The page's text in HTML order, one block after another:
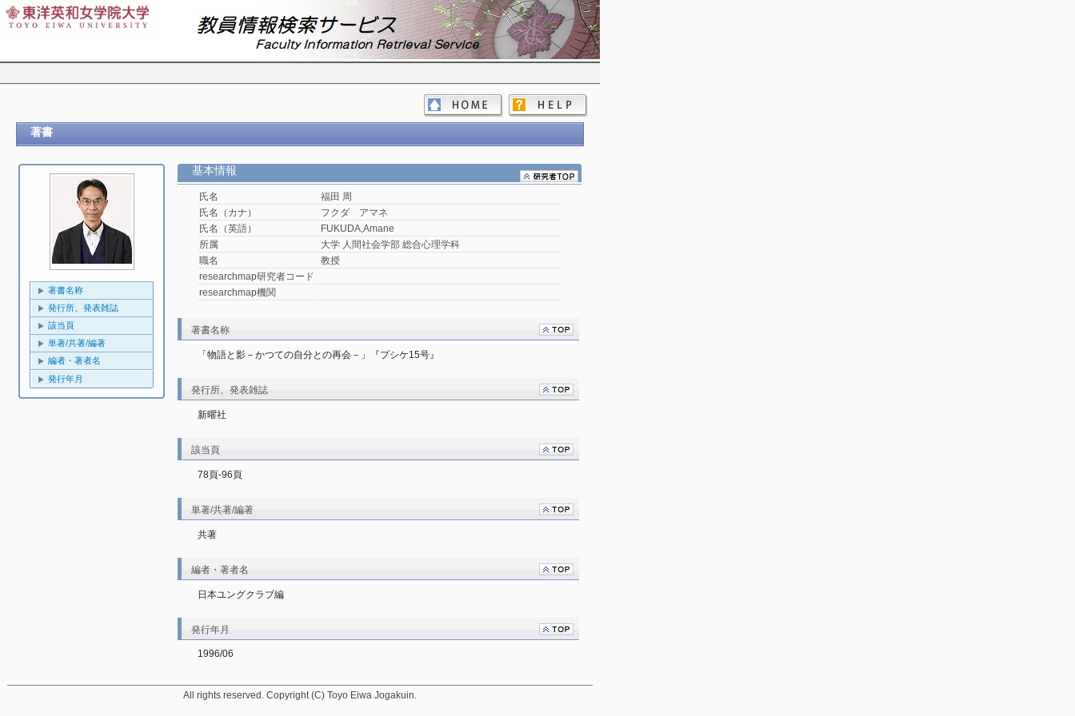
著書
著書名称
発行所、発表雑誌
該当頁
単著/共著/編著
編者・著者名
発行年月
基本情報
氏名
福田 周
氏名（カナ）
フクダ アマネ
氏名（英語）
FUKUDA,Amane
所属
大学 人間社会学部 総合心理学科
職名
教授
researchmap研究者コード
researchmap機関
著書名称
「物語と影－かつての自分との再会－」『プシケ15号』
発行所、発表雑誌
新曜社
該当頁
78頁-96頁
単著/共著/編著
共著
編者・著者名
日本ユングクラブ編
発行年月
1996/06